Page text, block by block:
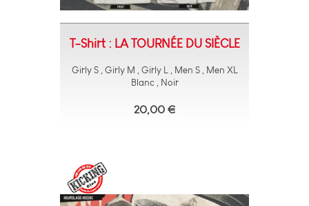
T-Shirt : LA TOURNÉE DU SIÈCLE
Girly S , Girly M , Girly L , Men S , Men XL
Blanc , Noir
20,00 €